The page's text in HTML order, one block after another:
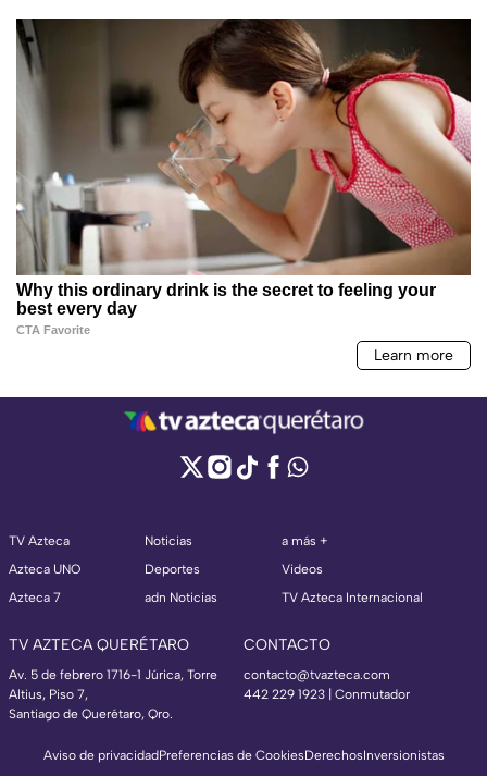
TV Azteca
Azteca UNO
Azteca 7
Noticias
Deportes
adn Noticias
a más +
Videos
TV Azteca Internacional
TV AZTECA QUERÉTARO
Av. 5 de febrero 1716-1 Júrica, Torre
Altius, Piso 7,
Santiago de Querétaro, Qro.
CONTACTO
contacto@tvazteca.com
442 229 1923 | Conmutador
Aviso de privacidadPreferencias de CookiesDerechosInversionistas